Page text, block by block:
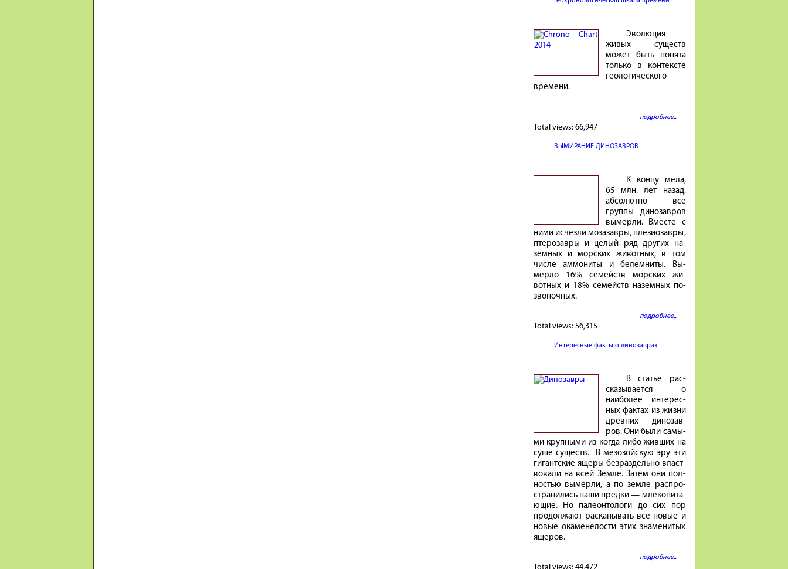
Эволюция
живых существ
может быть понята
только в контексте
геологического
времени.
подробнее...
Total views: 66,947
ВЫМИРАНИЕ ДИНОЗАВРОВ
К концу мела,
65 млн. лет на­зад,
аб­со­лютно все
группы ди­но­завров
вы­мерли. Вместе с
ними ис­чезли мо­за­завры, пле­зио­завры,
птеро­завры и це­лый ряд других на­
земных и мор­ских жи­вотных, в том
числе ам­мо­ниты и бе­лем­ниты. Вы­
мерло 16% се­мейств мор­ских жи­
вотных и 18% се­мейств на­земных по­
зво­ночных.
подробнее...
Total views: 56,315
Интересные факты о динозаврах
В ста­тье рас­
ска­зы­ва­ется о
наибо­лее инте­рес­
ных фак­тах из жиз­ни
древ­них ди­но­зав­
ров. Они бы­ли са­мы­
ми круп­ны­ми из ко­гда-либо жив­ших на
су­ше су­ществ. В ме­зо­зой­скую эру эти
ги­гант­ские яще­ры без­раз­дель­но власт­
во­ва­ли на всей Зем­ле. За­тем они пол­
но­стью вы­мер­ли, а по зем­ле рас­про­
стра­ни­лись на­ши пред­ки — мле­ко­пи­та­
ю­щие. Но па­ле­он­то­ло­ги до сих пор
про­дол­жа­ют рас­ка­пы­вать все но­вые и
но­вые ока­мене­ло­сти этих зна­ме­ни­тых
яще­ров.
подробнее...